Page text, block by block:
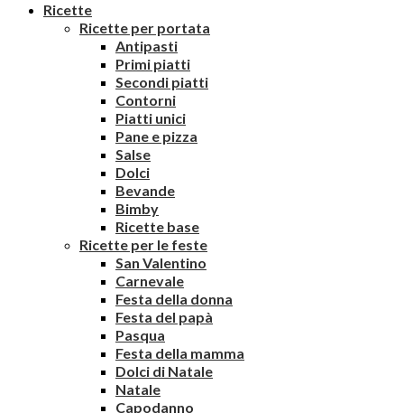
Ricette
Ricette per portata
Antipasti
Primi piatti
Secondi piatti
Contorni
Piatti unici
Pane e pizza
Salse
Dolci
Bevande
Bimby
Ricette base
Ricette per le feste
San Valentino
Carnevale
Festa della donna
Festa del papà
Pasqua
Festa della mamma
Dolci di Natale
Natale
Capodanno